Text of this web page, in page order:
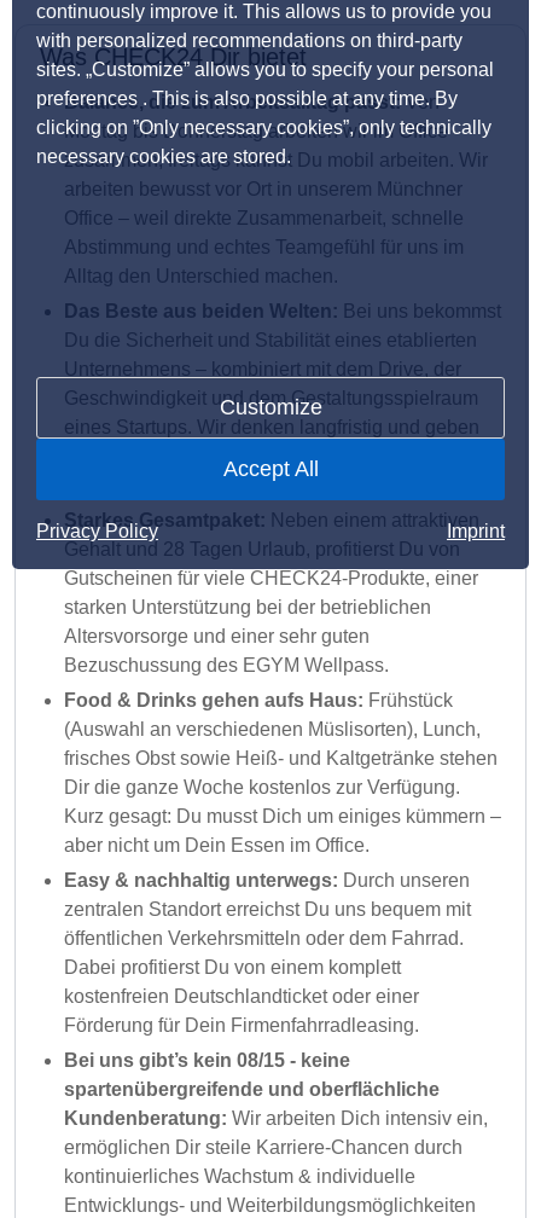
continuously improve it. This allows us to provide you
with personalized recommendations on third-party
sites. „Customize” allows you to specify your personal
preferences . This is also possible at any time. By
clicking on ”Only necessary cookies”, only technically
necessary cookies are stored.
Customize
Accept All
Privacy Policy Imprint
Was CHECK24 Dir bietet
Balance, die zum Arbeitsalltag passt:Von
Montag bis Donnerstag arbeiten wir im Office
zusammen, freitags kannst Du mobil arbeiten. Wir
arbeiten bewusst vor Ort in unserem Münchner
Office – weil direkte Zusammenarbeit, schnelle
Abstimmung und echtes Teamgefühl für uns im
Alltag den Unterschied machen.
Das Beste aus beiden Welten: Bei uns bekommst
Du die Sicherheit und Stabilität eines etablierten
Unternehmens – kombiniert mit dem Drive, der
Geschwindigkeit und dem Gestaltungsspielraum
eines Startups. Wir denken langfristig und geben
Dir gleichzeitig die Chance, Prozesse und Themen
Starkes Gesamtpaket: Neben einem attraktiven
Gehalt und 28 Tagen Urlaub, profitierst Du von
Gutscheinen für viele CHECK24-Produkte, einer
starken Unterstützung bei der betrieblichen
Altersvorsorge und einer sehr guten
Bezuschussung des EGYM Wellpass.
Food & Drinks gehen aufs Haus: Frühstück
(Auswahl an verschiedenen Müslisorten), Lunch,
frisches Obst sowie Heiß- und Kaltgetränke stehen
Dir die ganze Woche kostenlos zur Verfügung.
Kurz gesagt: Du musst Dich um einiges kümmern –
aber nicht um Dein Essen im Office.
Easy & nachhaltig unterwegs: Durch unseren
zentralen Standort erreichst Du uns bequem mit
öffentlichen Verkehrsmitteln oder dem Fahrrad.
Dabei profitierst Du von einem komplett
kostenfreien Deutschlandticket oder einer
Förderung für Dein Firmenfahrradleasing.
Bei uns gibt’s kein 08/15 - keine
spartenübergreifende und oberflächliche
Kundenberatung: Wir arbeiten Dich intensiv ein,
ermöglichen Dir steile Karriere-Chancen durch
kontinuierliches Wachstum & individuelle
Entwicklungs- und Weiterbildungsmöglichkeiten